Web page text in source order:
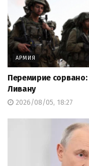
АРМИЯ
Перемирие
Ливану
2026/08/05, 18:27